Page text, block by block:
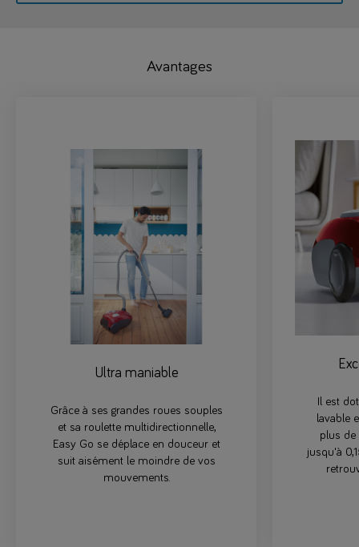
Avantages
Ultra maniable
Grâce à ses grandes roues souples
et sa roulette multidirectionnelle,
Easy Go se déplace en douceur et
suit aisément le moindre de vos
mouvements.
Il est
lavable
plus de
jusqu'à